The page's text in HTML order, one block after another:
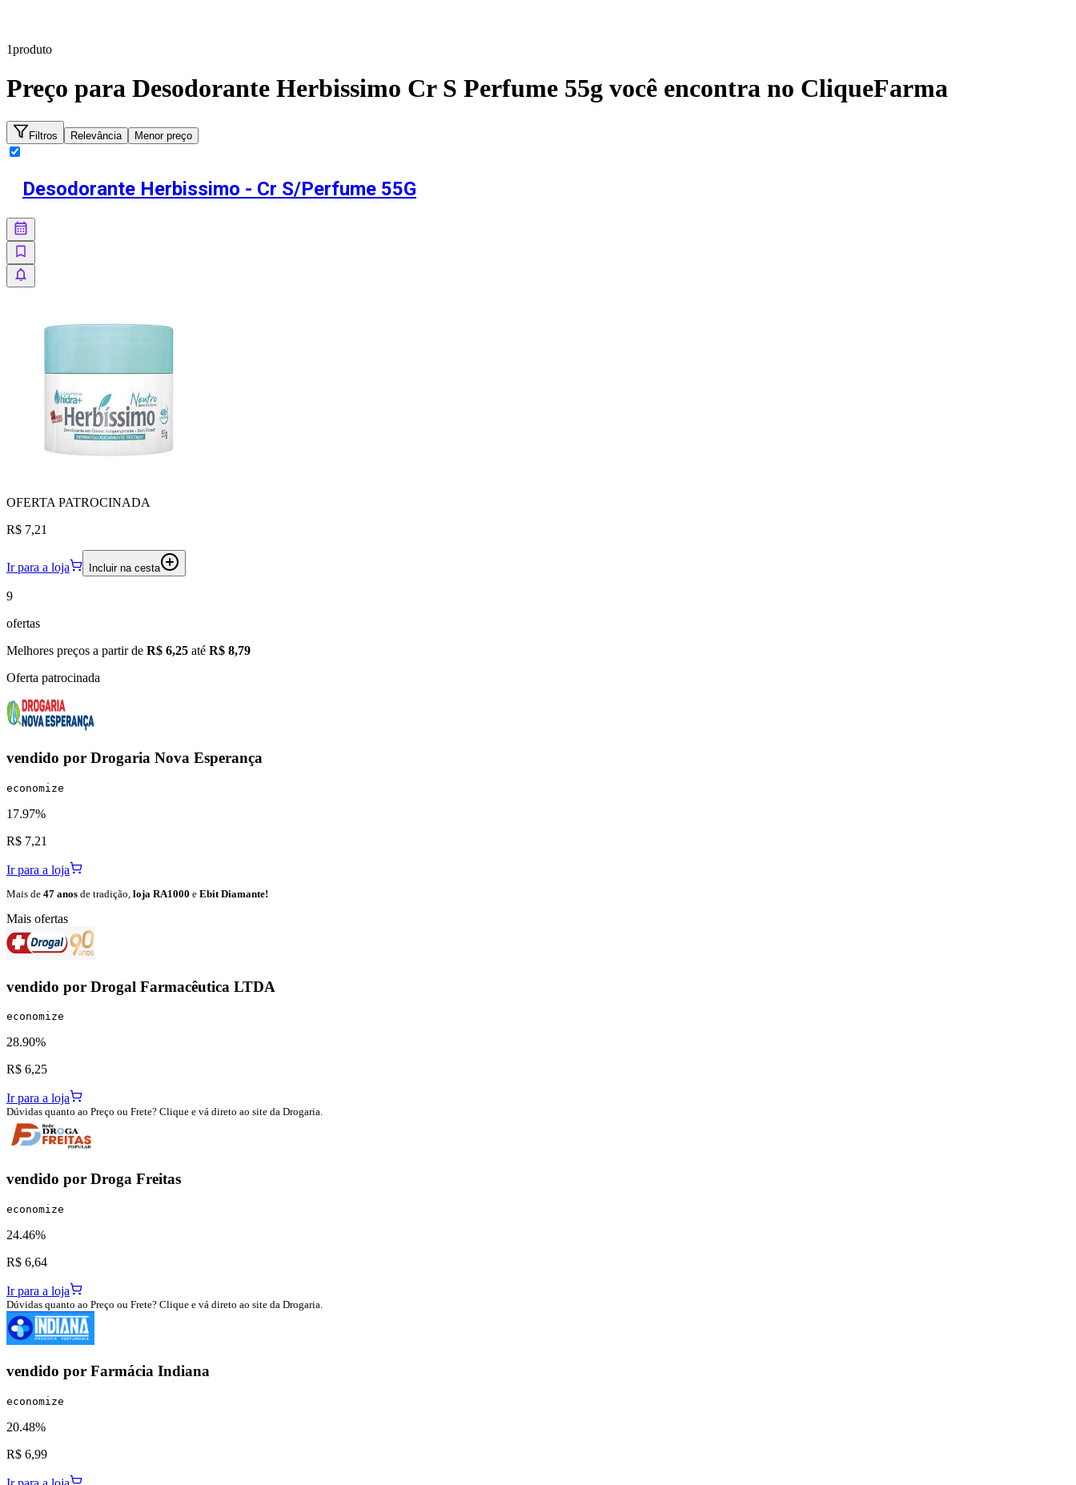
1produto
Preço para Desodorante Herbissimo Cr S Perfume 55g você encontra no CliqueFarma
Filtros Relevância Menor preço
Desodorante Herbissimo - Cr S/Perfume 55G
OFERTA PATROCINADA
R$ 7,21
Ir para a loja Incluir na cesta
9
ofertas
Melhores preços a partir de R$ 6,25 até R$ 8,79
Oferta patrocinada
vendido por Drogaria Nova Esperança
economize
17.97%
R$ 7,21
Ir para a loja
Mais de 47 anos de tradição, loja RA1000 e Ebit Diamante!
Mais ofertas
vendido por Drogal Farmacêutica LTDA
economize
28.90%
R$ 6,25
Ir para a loja
Dúvidas quanto ao Preço ou Frete? Clique e vá direto ao site da Drogaria.
vendido por Droga Freitas
economize
24.46%
R$ 6,64
Ir para a loja
Dúvidas quanto ao Preço ou Frete? Clique e vá direto ao site da Drogaria.
vendido por Farmácia Indiana
economize
20.48%
R$ 6,99